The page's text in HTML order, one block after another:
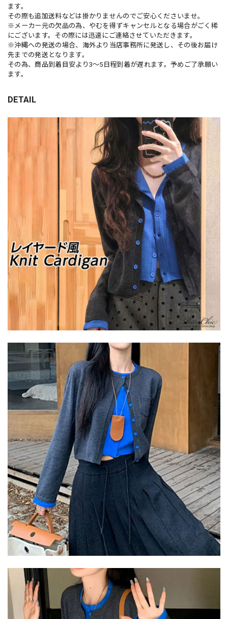
ます。
その際も追加送料などは掛かりませんのでご安心くださいませ。
※メーカー元の欠品の為、やむを得ずキャンセルとなる場合がごく稀
にございます。その際には迅速にご連絡させていただきます。
※沖縄への発送の場合、海外より当店事務所に発送し、その後お届け
先までの発送となります。
その為、商品到着目安より3〜5日程到着が遅れます。予めご了承願い
ます。
DETAIL